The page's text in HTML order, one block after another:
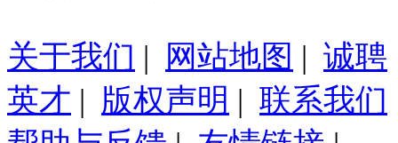
关于我们 | 网站地图 | 诚聘
英才 | 版权声明 | 联系我们